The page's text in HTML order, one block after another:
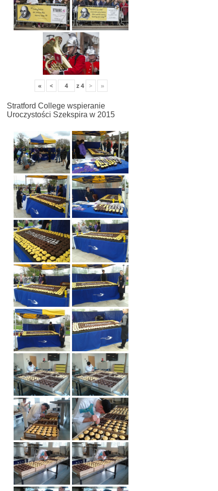
« < z4 > »
Stratford College wspieranie
Uroczystości Szekspira w 2015